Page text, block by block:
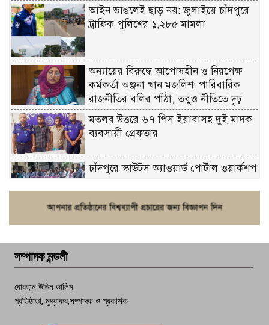
আইন ভাঙলেই ছাড় নয়: জুলাইয়ে চাঁদপুরে
ট্রাফিক পুলিশের ১,২৮৫ মামলা
অন্যায়ের বিরুদ্ধে আপোষহীন ও নিরপেক্ষ
কর্মকর্তা অঞ্জনা খান মজলিশ: পারিবারিক
রাজনীতির বলির পাঁঠা, তবুও নীতিতে দৃঢ়
মতলব উত্তরে ৬৭ পিস ইয়াবাসহ দুই মাদক
ব্যবসায়ী গ্রেফতার
চাঁদপুরে স্কাউটস অ্যাওয়ার্ড পোর্টাল ওয়ার্কশপ
সম্পাদক মন্ডলী
বোরহান উদ্দিন ডালিম
প্রতিষ্ঠাতা, মুদ্রাকর,সম্পাদক ও প্রকাশক